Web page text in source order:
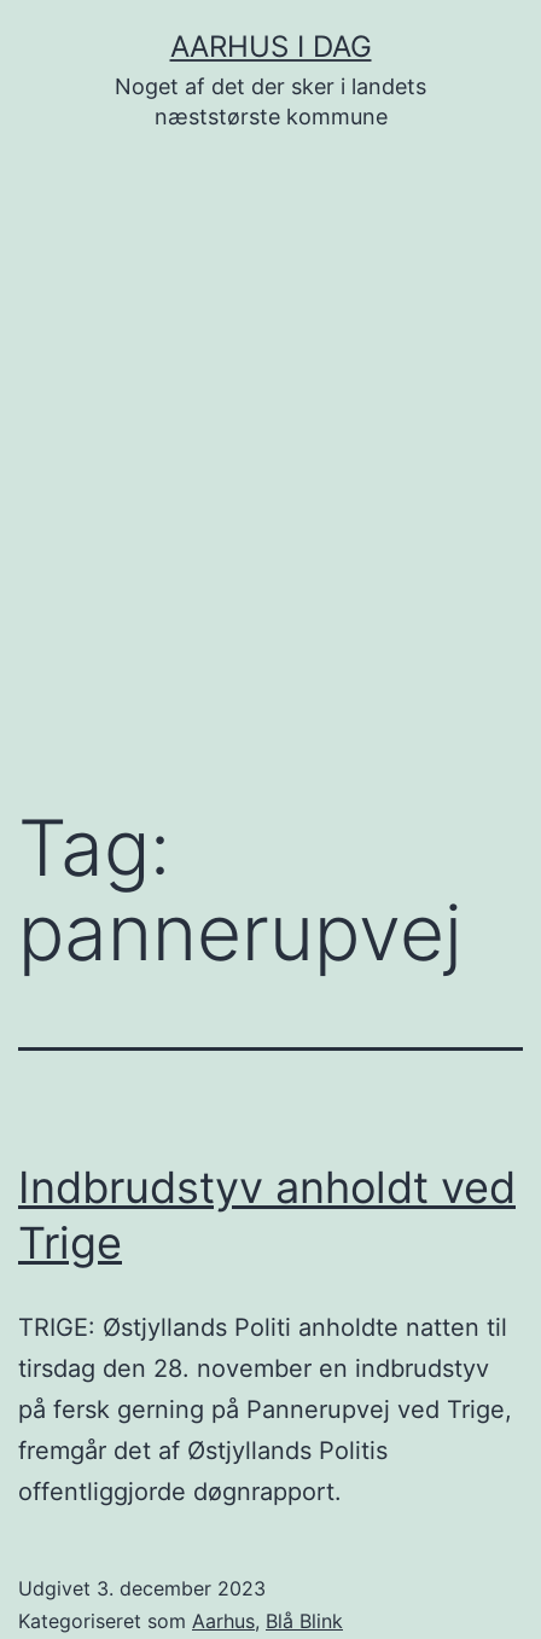
AARHUS I DAG
Noget af det der sker i landets
næststørste kommune
Tag:
pannerupvej
Indbrudstyv anholdt ved
Trige
TRIGE: Østjyllands Politi anholdte natten til
tirsdag den 28. november en indbrudstyv
på fersk gerning på Pannerupvej ved Trige,
fremgår det af Østjyllands Politis
offentliggjorde døgnrapport.
Udgivet 3. december 2023
Kategoriseret som Aarhus, Blå Blink